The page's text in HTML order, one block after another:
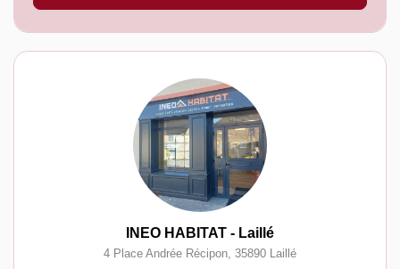
INEO HABITAT - Laillé
4 Place Andrée Récipon, 35890 Laillé